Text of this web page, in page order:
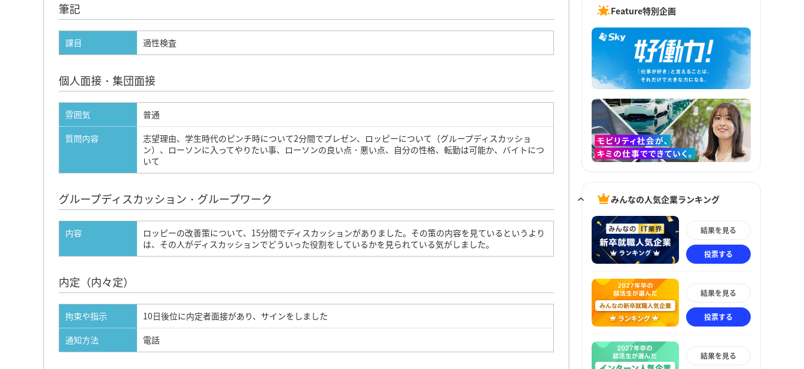
筆記
課目 適性検査
個人面接・集団面接
雰囲気
普通
質問内容
志望理由、学生時代のピンチ時について2分間でプレゼン、ロッピーについて（グループディスカッショ
ン）、ローソンに入ってやりたい事、ローソンの良い点・悪い点、自分の性格、転勤は可能か、バイトにつ
いて
グループディスカッション・グループワーク
内容
ロッピーの改善策について、15分間でディスカッションがありました。その策の内容を見ているというより
は、その人がディスカッションでどういった役割をしているかを見られている気がしました。
内定（内々定）
拘束や指示
10日後位に内定者面接があり、サインをしました
通知方法
電話
Feature特別企画
みんなの人気企業ランキング
結果を見る
投票する
結果を見る
投票する
結果を見る